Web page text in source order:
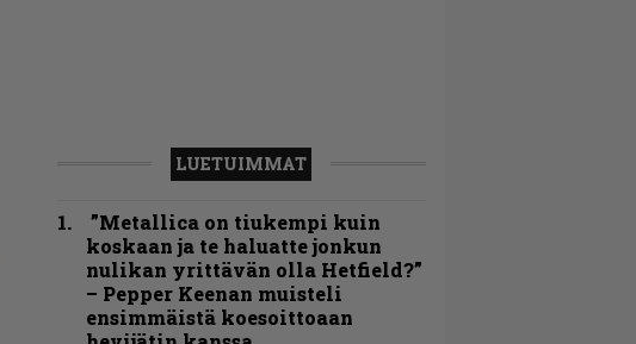
LUETUIMMAT
”Metallica on tiukempi kuin
koskaan ja te haluatte jonkun
nulikan yrittävän olla Hetfield?”
– Pepper Keenan muisteli
ensimmäistä koesoittoaan